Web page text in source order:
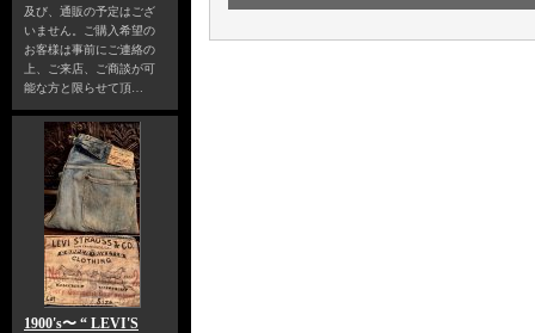
及び、通販の予定はござ
いません。ご購入希望の
お客様は事前にご連絡の
上、ご来店、ご商談が可
能な方と限らせて頂…
1900's〜 “ LEVI'S